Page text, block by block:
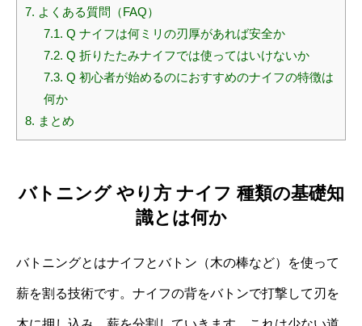
7. よくある質問（FAQ）
7.1. Q ナイフは何ミリの刃厚があれば安全か
7.2. Q 折りたたみナイフでは使ってはいけないか
7.3. Q 初心者が始めるのにおすすめのナイフの特徴は
何か
8. まとめ
バトニング やり方 ナイフ 種類の基礎知
識とは何か
バトニングとはナイフとバトン（木の棒など）を使って
薪を割る技術です。ナイフの背をバトンで打撃して刃を